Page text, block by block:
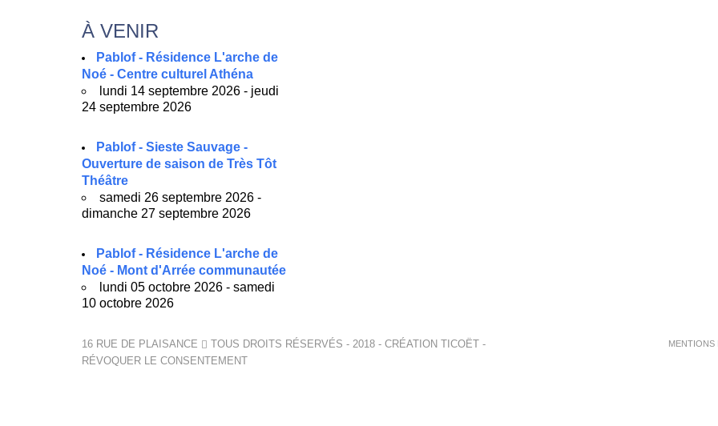
À VENIR
Pablof - Résidence L'arche de
Noé - Centre culturel Athéna
lundi 14 septembre 2026 - jeudi
24 septembre 2026
Pablof - Sieste Sauvage -
Ouverture de saison de Très Tôt
Théâtre
samedi 26 septembre 2026 -
dimanche 27 septembre 2026
Pablof - Résidence L'arche de
Noé - Mont d'Arrée communautée
lundi 05 octobre 2026 - samedi
10 octobre 2026
16 RUE DE PLAISANCE TOUS DROITS RÉSERVÉS - 2018 - CRÉATION TICOËT -
RÉVOQUER LE CONSENTEMENT
MENTIONS